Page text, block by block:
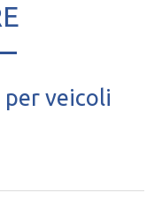
per veicoli